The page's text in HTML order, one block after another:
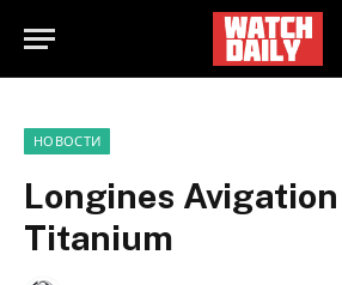
НОВОСТИ
Longines
Titanium